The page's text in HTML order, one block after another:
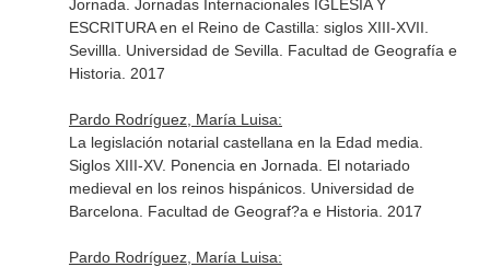
Jornada. Jornadas Internacionales IGLESIA Y
ESCRITURA en el Reino de Castilla: siglos XIII-XVII.
Sevillla. Universidad de Sevilla. Facultad de Geografía e
Historia. 2017
Pardo Rodríguez, María Luisa:
La legislación notarial castellana en la Edad media.
Siglos XIII-XV. Ponencia en Jornada. El notariado
medieval en los reinos hispánicos. Universidad de
Barcelona. Facultad de Geograf?a e Historia. 2017
Pardo Rodríguez, María Luisa: